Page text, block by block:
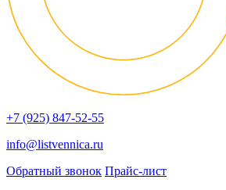
+7 (925) 847-52-55
info@listvennica.ru
Обратный звонок Прайс-лист